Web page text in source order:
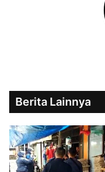
Berita Lainnya